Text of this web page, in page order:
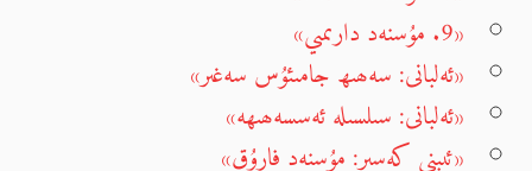
«9. مۇسنەد دارىمىي»
«ئەلبانى: سەھىھ جامىئۇس سەغىر»
«ئەلبانى: سىلسىلە ئەسسەھىھە»
«ئىبنى كەسىر: مۇسنەد فارۇق»